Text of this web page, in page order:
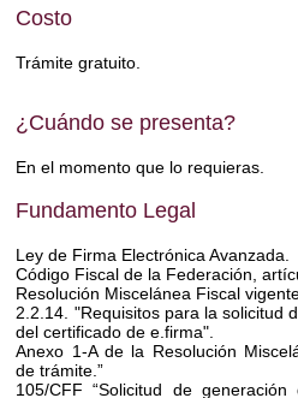
Costo
Trámite gratuito.
¿Cuándo se presenta?
En el momento que lo requieras.
Fundamento Legal
Ley de Firma Electrónica Avanzada.
Código Fiscal de la Federación,
Resolución Miscelánea Fiscal
2.2.14. "Requisitos para la solicitud
del certificado de e.firma".
Anexo 1-A de la Resolución
de trámite.”
105/CFF “Solicitud de